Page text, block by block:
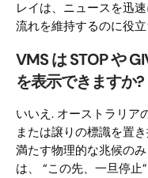
レイは、ニュースを迅
流れを維持するのに役
VMS は STOP や
を表示できますか?
いいえ. オーストラリア
または譲りの標識を置
満たす物理的な兆候の
は、 “この先、一旦停止